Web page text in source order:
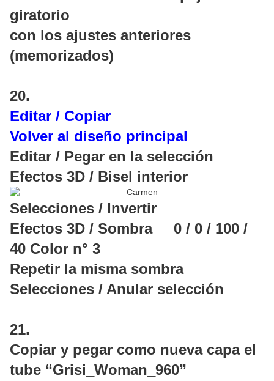
giratorio
con los ajustes anteriores
(memorizados)
20.
Editar / Copiar
Volver al diseño principal
Editar / Pegar en la selección
Efectos 3D / Bisel interior
Selecciones / Invertir
Efectos 3D / Sombra 0 / 0 / 100 /
40 Color n° 3
Repetir la misma sombra
Selecciones / Anular selección
21.
Copiar y pegar como nueva capa el
tube “Grisi_Woman_960”